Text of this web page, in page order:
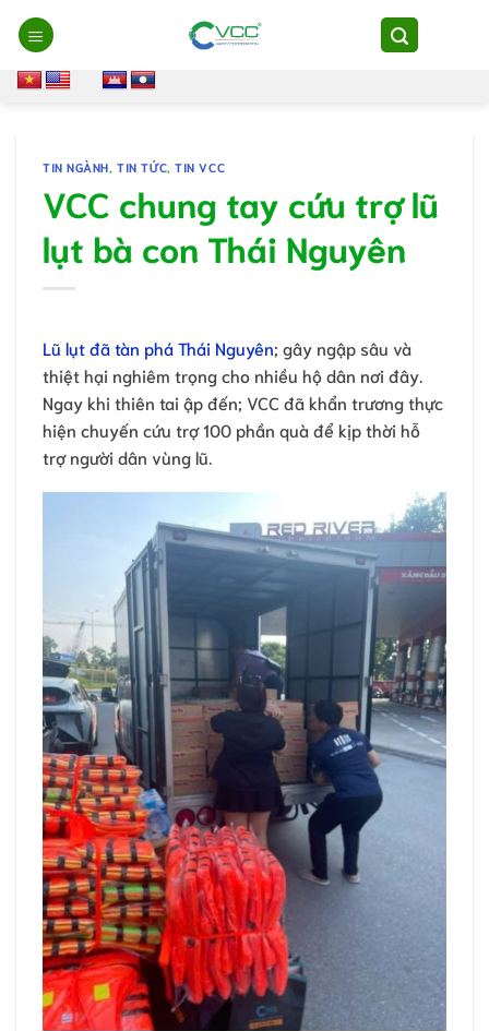
Chuyển
đến
nội
dung
TIN NGÀNH,TIN TỨC,TIN VCC
VCC chung tay cứu trợ lũ
lụt bà con Thái Nguyên
Lũ lụt đã tàn phá Thái Nguyên; gây ngập sâu và
thiệt hại nghiêm trọng cho nhiều hộ dân nơi đây.
Ngay khi thiên tai ập đến; VCC đã khẩn trương thực
hiện chuyến cứu trợ 100 phần quà để kịp thời hỗ
trợ người dân vùng lũ.